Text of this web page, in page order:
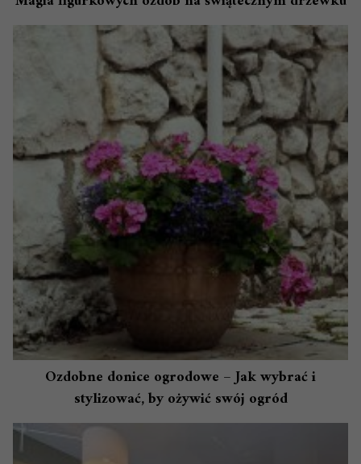
Ozdobne donice ogrodowe – Jak wybrać i
stylizować, by ożywić swój ogród